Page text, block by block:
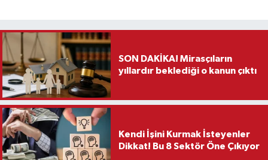
SON DAKİKA! Mirasçıların
yıllardır beklediği o kanun çıktı
Kendi İşini Kurmak İsteyenler
Dikkat! Bu 8 Sektör Öne Çıkıyor